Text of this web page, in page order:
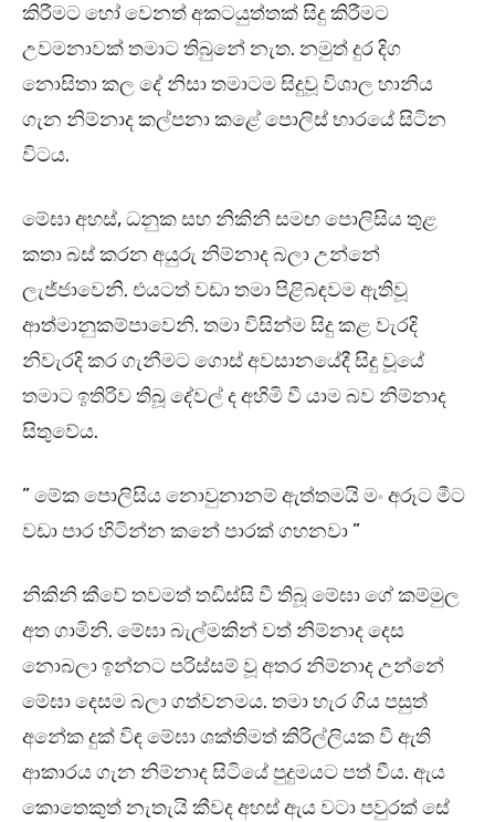
කිරීමට හෝ වෙනත් අකටයුත්තක් සිදු කිරීමට
උවමනාවක් තමාට තිබුනේ නැත. නමුත් දුර දිග
නොසිතා කල දේ නිසා තමාටම සිදුවූ විශාල හානිය
ගැන නිම්නාද කල්පනා කළේ පොලිස් භාරයේ සිටින
විටය.
මේඝා අහස්, ධනුක සහ නිකිනි සමඟ පොලිසිය තුළ
කතා බස් කරන අයුරු නිම්නාද බලා උන්නේ
ලැජ්ජාවෙනි. එයටත් වඩා තමා පිළිබඳවම ඇතිවූ
ආත්මානුකම්පාවෙනි. තමා විසින්ම සිදු කළ වැරදි
නිවැරදි කර ගැනීමට ගොස් අවසානයේදී සිදු වූයේ
තමාට ඉතිරිව තිබූ දේවල් ද අහිමි වී යාම බව නිම්නාද
සිතුවේය.
” මේක පොලිසිය නොවුනානම් ඇත්තමයි මං අරූට මීට
වඩා පාර හිටින්න කනේ පාරක් ගහනවා ”
නිකිනි කීවේ තවමත් තඩිස්සි වී තිබූ මේඝා ගේ කම්මුල
අත ගාමිනි. මේඝා බැල්මකින් වත් නිම්නාද දෙස
නොබලා ඉන්නට පරිස්සම් වූ අතර නිම්නාද උන්නේ
මේඝා දෙසම බලා ගත්වනමය. තමා හැර ගිය පසුත්
අනේක දුක් විඳ මේඝා ශක්තිමත් කිරිල්ලියක වී ඇති
ආකාරය ගැන නිම්නාද සිටියේ පුදුමයට පත් වීය. ඇය
කොතෙකුත් නැතැයි කීවද අහස් ඇය වටා පවුරක් සේ